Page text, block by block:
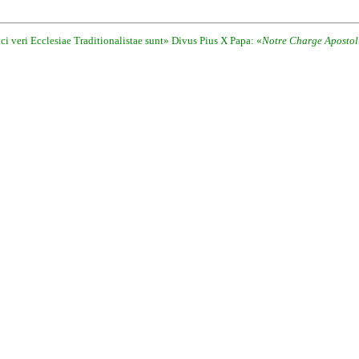
veri Ecclesiae Traditionalistae sunt» Divus Pius X Papa: «Notre Charge